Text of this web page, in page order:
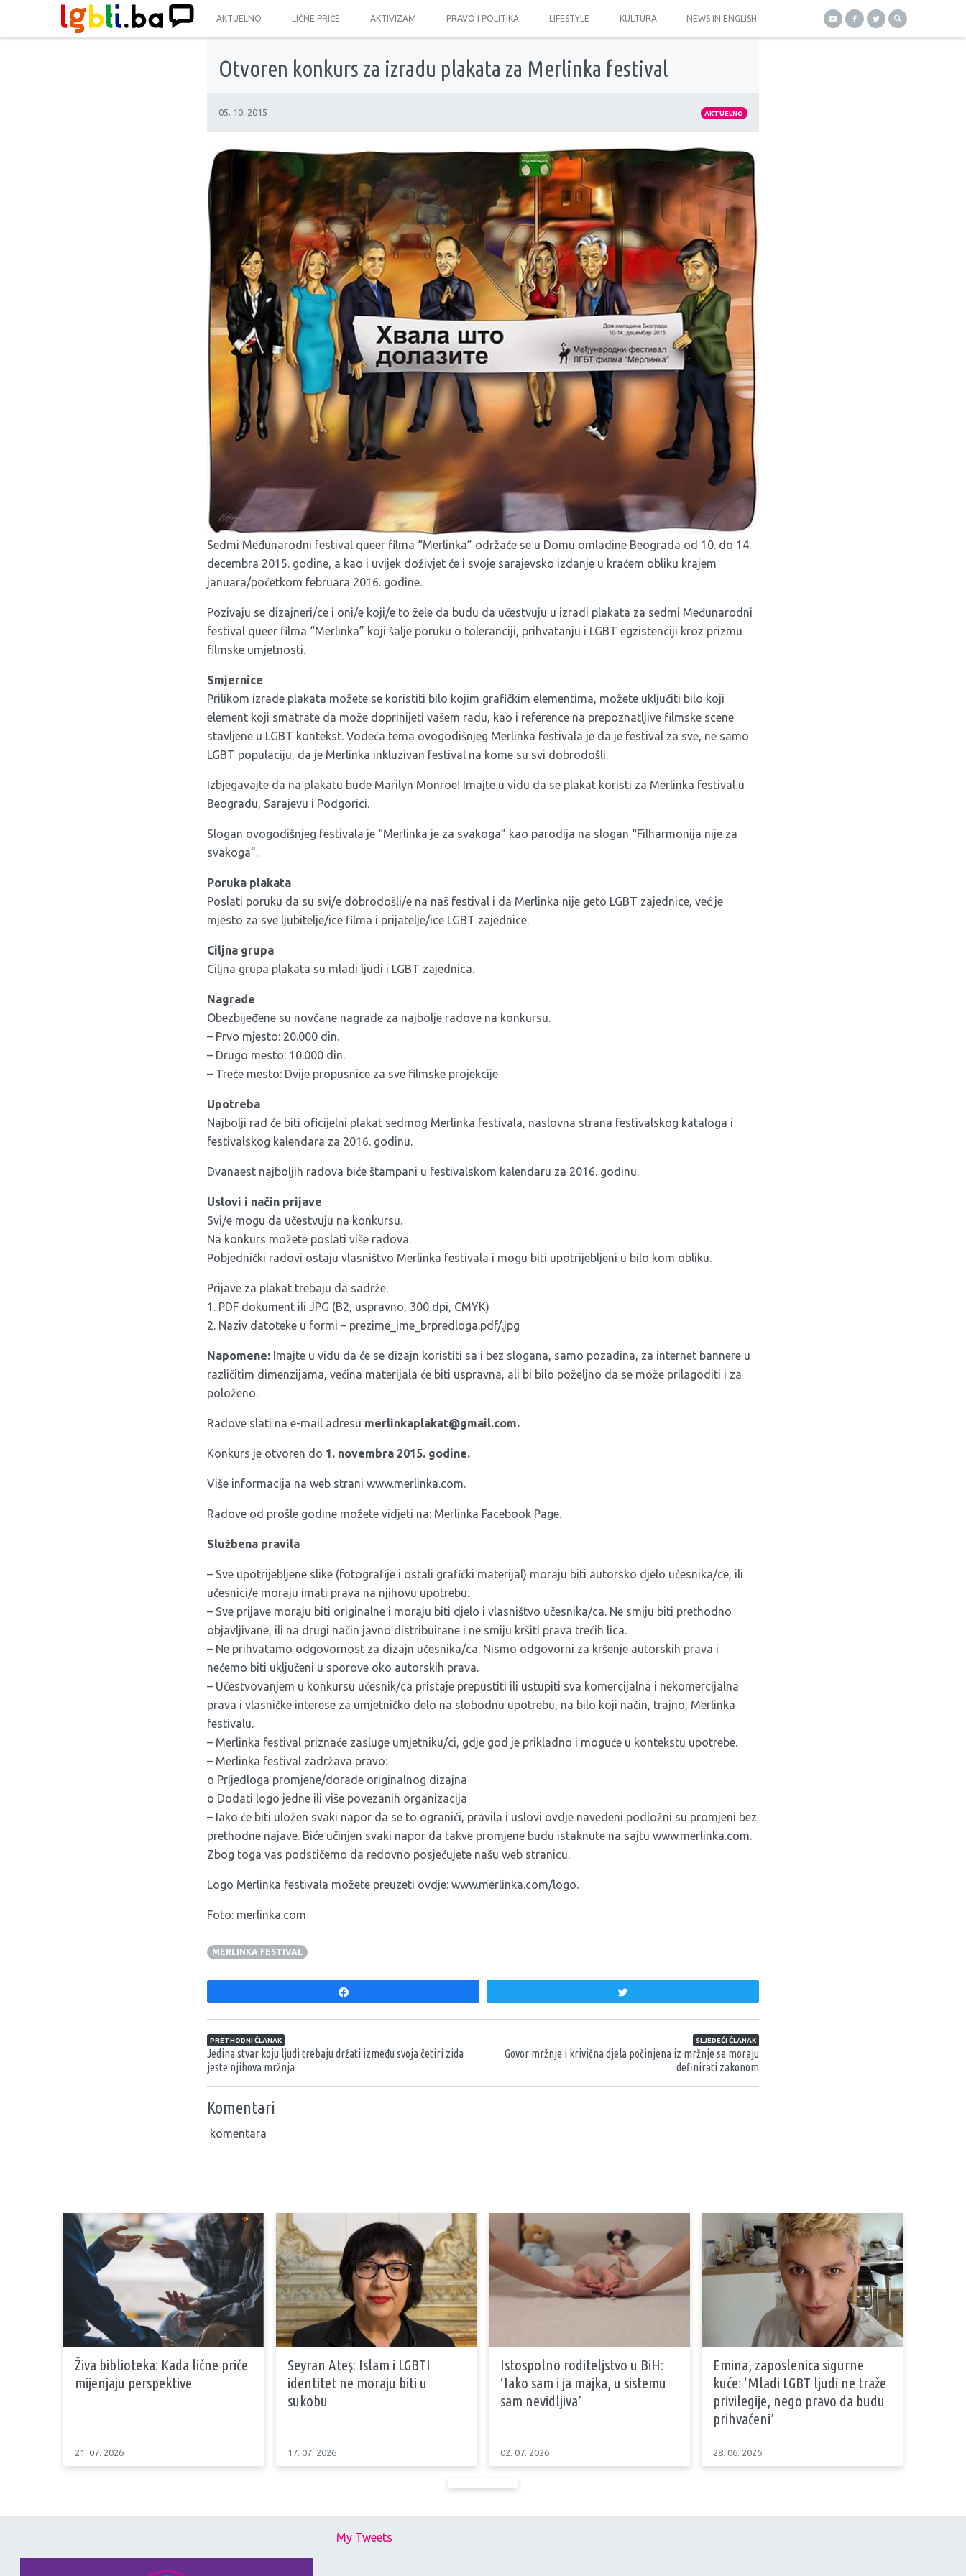
AKTUELNO LIČNE PRIČE AKTIVIZAM PRAVO I POLITIKA LIFESTYLE KULTURA NEWS IN ENGLISH
Otvoren konkurs za izradu plakata za Merlinka festival
05. 10. 2015 AKTUELNO
Sedmi Međunarodni festival queer filma “Merlinka” održaće se u Domu omladine Beograda od 10. do 14.
decembra 2015. godine, a kao i uvijek doživjet će i svoje sarajevsko izdanje u kraćem obliku krajem
januara/početkom februara 2016. godine.
Pozivaju se dizajneri/ce i oni/e koji/e to žele da budu da učestvuju u izradi plakata za sedmi Međunarodni
festival queer filma “Merlinka” koji šalje poruku o toleranciji, prihvatanju i LGBT egzistenciji kroz prizmu
filmske umjetnosti.
Smjernice
Prilikom izrade plakata možete se koristiti bilo kojim grafičkim elementima, možete uključiti bilo koji
element koji smatrate da može doprinijeti vašem radu, kao i reference na prepoznatljive filmske scene
stavljene u LGBT kontekst. Vodeća tema ovogodišnjeg Merlinka festivala je da je festival za sve, ne samo
LGBT populaciju, da je Merlinka inkluzivan festival na kome su svi dobrodošli.
Izbjegavajte da na plakatu bude Marilyn Monroe! Imajte u vidu da se plakat koristi za Merlinka festival u
Beogradu, Sarajevu i Podgorici.
Slogan ovogodišnjeg festivala je “Merlinka je za svakoga” kao parodija na slogan “Filharmonija nije za
svakoga”.
Poruka plakata
Poslati poruku da su svi/e dobrodošli/e na naš festival i da Merlinka nije geto LGBT zajednice, već je
mjesto za sve ljubitelje/ice filma i prijatelje/ice LGBT zajednice.
Ciljna grupa
Ciljna grupa plakata su mladi ljudi i LGBT zajednica.
Nagrade
Obezbijeđene su novčane nagrade za najbolje radove na konkursu.
– Prvo mjesto: 20.000 din.
– Drugo mesto: 10.000 din.
– Treće mesto: Dvije propusnice za sve filmske projekcije
Upotreba
Najbolji rad će biti oficijelni plakat sedmog Merlinka festivala, naslovna strana festivalskog kataloga i
festivalskog kalendara za 2016. godinu.
Dvanaest najboljih radova biće štampani u festivalskom kalendaru za 2016. godinu.
Uslovi i način prijave
Svi/e mogu da učestvuju na konkursu.
Na konkurs možete poslati više radova.
Pobjednički radovi ostaju vlasništvo Merlinka festivala i mogu biti upotrijebljeni u bilo kom obliku.
Prijave za plakat trebaju da sadrže:
1. PDF dokument ili JPG (B2, uspravno, 300 dpi, CMYK)
2. Naziv datoteke u formi – prezime_ime_brpredloga.pdf/.jpg
Napomene: Imajte u vidu da će se dizajn koristiti sa i bez slogana, samo pozadina, za internet bannere u
različitim dimenzijama, većina materijala će biti uspravna, ali bi bilo poželjno da se može prilagoditi i za
položeno.
Radove slati na e-mail adresu merlinkaplakat@gmail.com.
Konkurs je otvoren do 1. novembra 2015. godine.
Više informacija na web strani www.merlinka.com.
Radove od prošle godine možete vidjeti na: Merlinka Facebook Page.
Službena pravila
– Sve upotrijebljene slike (fotografije i ostali grafički materijal) moraju biti autorsko djelo učesnika/ce, ili
učesnici/e moraju imati prava na njihovu upotrebu.
– Sve prijave moraju biti originalne i moraju biti djelo i vlasništvo učesnika/ca. Ne smiju biti prethodno
objavljivane, ili na drugi način javno distribuirane i ne smiju kršiti prava trećih lica.
– Ne prihvatamo odgovornost za dizajn učesnika/ca. Nismo odgovorni za kršenje autorskih prava i
nećemo biti uključeni u sporove oko autorskih prava.
– Učestvovanjem u konkursu učesnik/ca pristaje prepustiti ili ustupiti sva komercijalna i nekomercijalna
prava i vlasničke interese za umjetničko delo na slobodnu upotrebu, na bilo koji način, trajno, Merlinka
festivalu.
– Merlinka festival priznaće zasluge umjetniku/ci, gdje god je prikladno i moguće u kontekstu upotrebe.
– Merlinka festival zadržava pravo:
o Prijedloga promjene/dorade originalnog dizajna
o Dodati logo jedne ili više povezanih organizacija
– Iako će biti uložen svaki napor da se to ograniči, pravila i uslovi ovdje navedeni podložni su promjeni bez
prethodne najave. Biće učinjen svaki napor da takve promjene budu istaknute na sajtu www.merlinka.com.
Zbog toga vas podstičemo da redovno posjećujete našu web stranicu.
Logo Merlinka festivala možete preuzeti ovdje: www.merlinka.com/logo.
Foto: merlinka.com
MERLINKA FESTIVAL
Navigacija članaka
PRETHODNI ČLANAK
Jedina stvar koju ljudi trebaju držati između svoja četiri zida
jeste njihova mržnja
SLJEDEĆI ČLANAK
Govor mržnje i krivična djela počinjena iz mržnje se moraju
definirati zakonom
Komentari
komentara
Živa biblioteka: Kada lične priče
mijenjaju perspektive
21. 07. 2026
Seyran Ateş: Islam i LGBTI
identitet ne moraju biti u
sukobu
17. 07. 2026
Istospolno roditeljstvo u BiH:
‘Iako sam i ja majka, u sistemu
sam nevidljiva’
02. 07. 2026
Emina, zaposlenica sigurne
kuće: ‘Mladi LGBT ljudi ne traže
privilegije, nego pravo da budu
prihvaćeni’
28. 06. 2026
My Tweets